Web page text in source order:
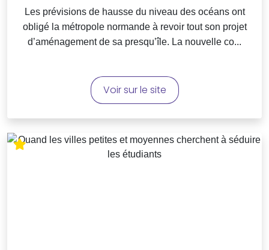
Les prévisions de hausse du niveau des océans ont
obligé la métropole normande à revoir tout son projet
d’aménagement de sa presqu’île. La nouvelle co...
Voir sur le site